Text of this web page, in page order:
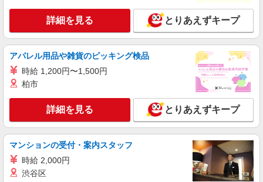
詳細を見る とりあえずキープ
アパレル用品や雑貨のピッキング検品
時給 1,200円〜1,500円
柏市
詳細を見る とりあえずキープ
マンションの受付・案内スタッフ
時給 2,000円
渋谷区